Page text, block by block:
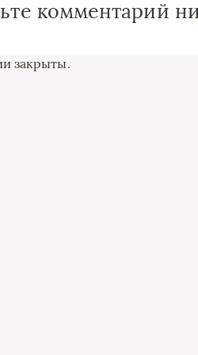
комментарий
закрыты.